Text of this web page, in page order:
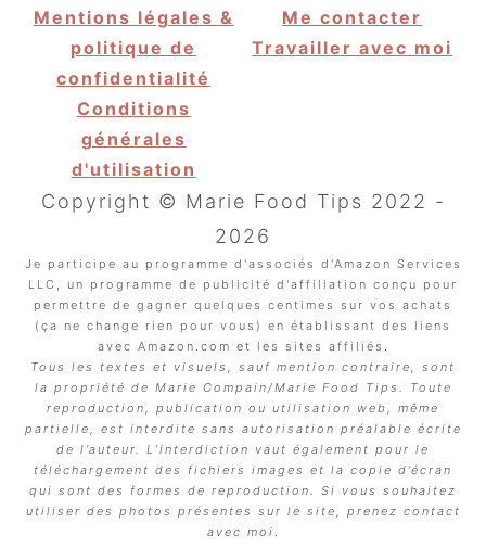
Mentions légales &
politique de
confidentialité
Conditions
générales
d'utilisation
Me contacter
Travailler avec moi
Copyright © Marie Food Tips 2022 -
2026
Je participe au programme d'associés d'Amazon Services
LLC, un programme de publicité d'affiliation conçu pour
permettre de gagner quelques centimes sur vos achats
(ça ne change rien pour vous) en établissant des liens
avec Amazon.com et les sites affiliés.
Tous les textes et visuels, sauf mention contraire, sont
la propriété de Marie Compain/Marie Food Tips. Toute
reproduction, publication ou utilisation web, même
partielle, est interdite sans autorisation préalable écrite
de l’auteur. L’interdiction vaut également pour le
téléchargement des fichiers images et la copie d’écran
qui sont des formes de reproduction. Si vous souhaitez
utiliser des photos présentes sur le site, prenez contact
avec moi .